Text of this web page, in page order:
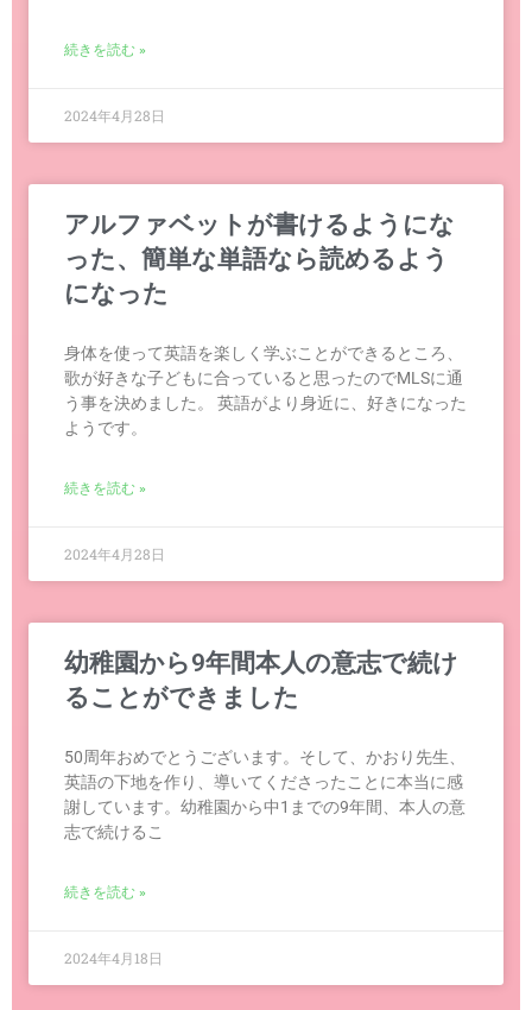
続きを読む »
2024年4月28日
アルファベットが書けるようにな
った、簡単な単語なら読めるよう
になった
身体を使って英語を楽しく学ぶことができるところ、
歌が好きな子どもに合っていると思ったのでMLSに通
う事を決めました。 英語がより身近に、好きになった
ようです。
続きを読む »
2024年4月28日
幼稚園から9年間本人の意志で続け
ることができました
50周年おめでとうございます。そして、かおり先生、
英語の下地を作り、導いてくださったことに本当に感
謝しています。幼稚園から中1までの9年間、本人の意
志で続けるこ
続きを読む »
2024年4月18日